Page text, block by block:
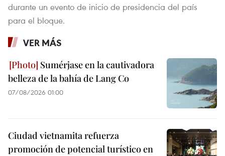
durante un evento de inicio de presidencia del país
para el bloque.
VER MÁS
Sumérjase en la cautivadora
belleza de la bahía de Lang Co
07/08/2026 01:00
Ciudad vietnamita refuerza
promoción de potencial turístico en